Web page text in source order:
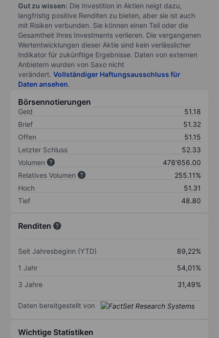
Gut zu wissen: Die Investition in Aktien neigt dazu,
langfristig positive Renditen zu bieten, aber sie ist auch
mit Risiken verbunden. Sie können einen Teil oder die
Gesamtheit Ihres Investments verlieren. Die vergangenen
Wertentwicklungen dieser Aktie sind kein verlässlicher
Indikator für zukünftige Ergebnisse. Daten von externen
Anbietern wurden von Saxo nicht
verändert. Vollständiger Haftungsausschluss für
Daten ansehen.
Börsennotierungen
Geld
51.18
Brief
51.32
Offen
51.15
Letzter Schluss
52.33
Volumen
478'656.00
Relatives Volumen
255.11%
Hoch
51.31
Tief
48.80
Renditen
Seit Jahresbeginn (YTD)
89,22%
1 Jahr
54,01%
3 Jahre
31,49%
Daten bereitgestellt von
Wichtige Statistiken